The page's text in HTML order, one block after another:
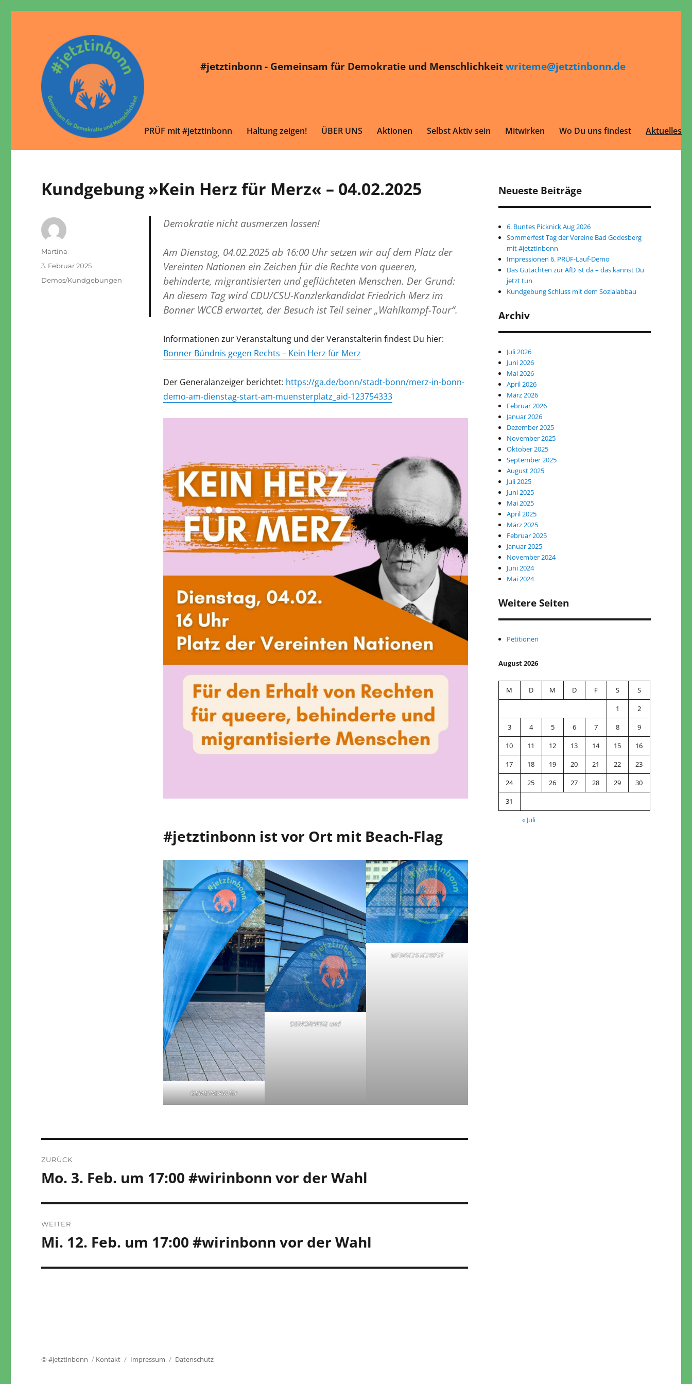
#jetztinbonn
#jetztinbonn - Gemeinsam für Demokratie und Menschlichkeitwriteme@jetztinbonn.de
PRÜF mit #jetztinbonn Haltung zeigen! ÜBER UNS Aktionen Selbst Aktiv sein Mitwirken Wo Du uns findest Aktuelles
Kundgebung »Kein Herz für Merz« – 04.02.2025
Demokratie nicht ausmerzen lassen!
Am Dienstag, 04.02.2025 ab 16:00 Uhr setzen wir auf dem Platz der
Vereinten Nationen ein Zeichen für die Rechte von queeren,
behinderte, migrantisierten und geflüchteten Menschen. Der Grund:
An diesem Tag wird CDU/CSU-Kanzlerkandidat Friedrich Merz im
Bonner WCCB erwartet, der Besuch ist Teil seiner „Wahlkampf-Tour“.
Informationen zur Veranstaltung und der Veranstalterin findest Du hier:
Bonner Bündnis gegen Rechts – Kein Herz für Merz
Der Generalanzeiger berichtet: https://ga.de/bonn/stadt-bonn/merz-in-bonn-
demo-am-dienstag-start-am-muensterplatz_aid-123754333
#jetztinbonn ist vor Ort mit Beach-Flag
GEMEINSAM für
DEMORAKTIE und
MENSCHLICHKEIT
Autor
Martina
Veröffentlicht
3. Februar 2025
Kategorien
Demos/Kundgebungen
ZURÜCK
Vorheriger
Mo. 3. Feb. um 17:00 #wirinbonn vor der Wahl
WEITER
Nächster
Mi. 12. Feb. um 17:00 #wirinbonn vor der Wahl
Neueste Beiträge
6. Buntes Picknick Aug 2026
Sommerfest Tag der Vereine Bad Godesberg
mit #jetztinbonn
Impressionen 6. PRÜF-Lauf-Demo
Das Gutachten zur AfD ist da – das kannst Du
jetzt tun
Kundgebung Schluss mit dem Sozialabbau
Archiv
Juli 2026
Juni 2026
Mai 2026
April 2026
März 2026
Februar 2026
Januar 2026
Dezember 2025
November 2025
Oktober 2025
September 2025
August 2025
Juli 2025
Juni 2025
Mai 2025
April 2025
März 2025
Februar 2025
Januar 2025
November 2024
Juni 2024
Mai 2024
Weitere Seiten
Petitionen
August 2026
M D M D F S
S
1
2
3
4 5 6 7 8
9
10
11 12 13 14 15
16
17
18 19 20 21 22
23
24
25 26 27 28 29
30
31
« Juli
© #jetztinbonn Kontakt Impressum Datenschutz